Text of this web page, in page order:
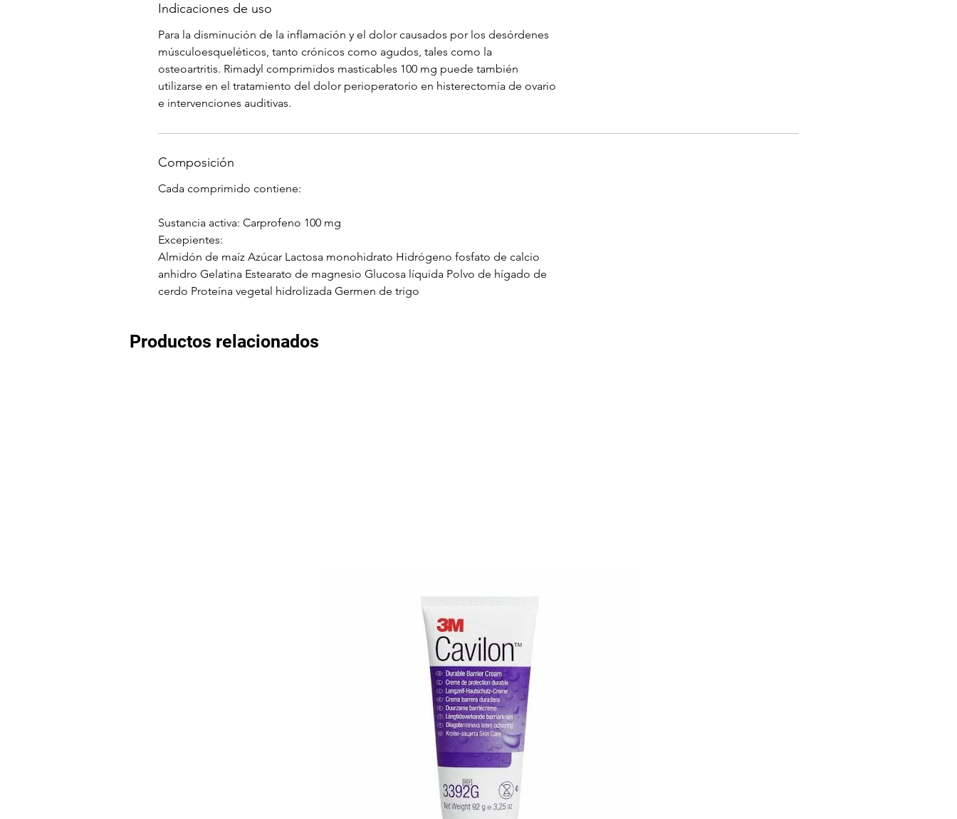
Indicaciones de uso
Para la disminución de la inflamación y el dolor causados por los desórdenes
músculoesqueléticos, tanto crónicos como agudos, tales como la
osteoartritis. Rimadyl comprimidos masticables 100 mg puede también
utilizarse en el tratamiento del dolor perioperatorio en histerectomía de ovario
e intervenciones auditivas.
Composición
Cada comprimido contiene:
Sustancia activa: Carprofeno 100 mg
Excepientes:
Almidón de maíz Azúcar Lactosa monohidrato Hidrógeno fosfato de calcio
anhidro Gelatina Estearato de magnesio Glucosa líquida Polvo de hígado de
cerdo Proteína vegetal hidrolizada Germen de trigo
Productos relacionados